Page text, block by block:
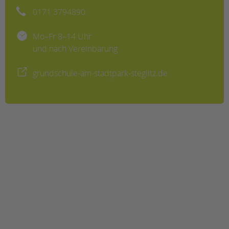
0171 3794890
Mo–Fr 8–14 Uhr
und nach Vereinbarung
grundschule-am-stadtpark-steglitz.de